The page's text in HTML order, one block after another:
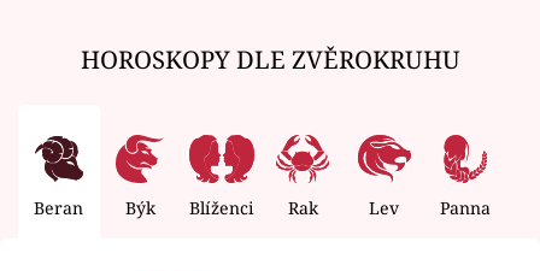
HOROSKOPY DLE ZVĚROKRUHU
Beran Býk Blíženci Rak Lev Panna